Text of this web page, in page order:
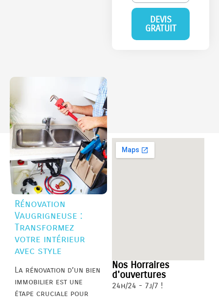
DEVIS
GRATUIT
Rénovation
Vaugrigneuse :
Transformez
votre intérieur
avec style
La rénovation d’un bien
immobilier est une
étape cruciale pour
Nos Horraires
d'ouvertures
24h/24 - 7j/7 !